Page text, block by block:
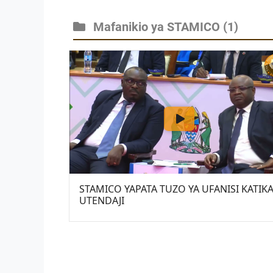
Mafanikio ya STAMICO (1)
STAMICO YAPATA TUZO YA UFANISI KATIKA
UTENDAJI